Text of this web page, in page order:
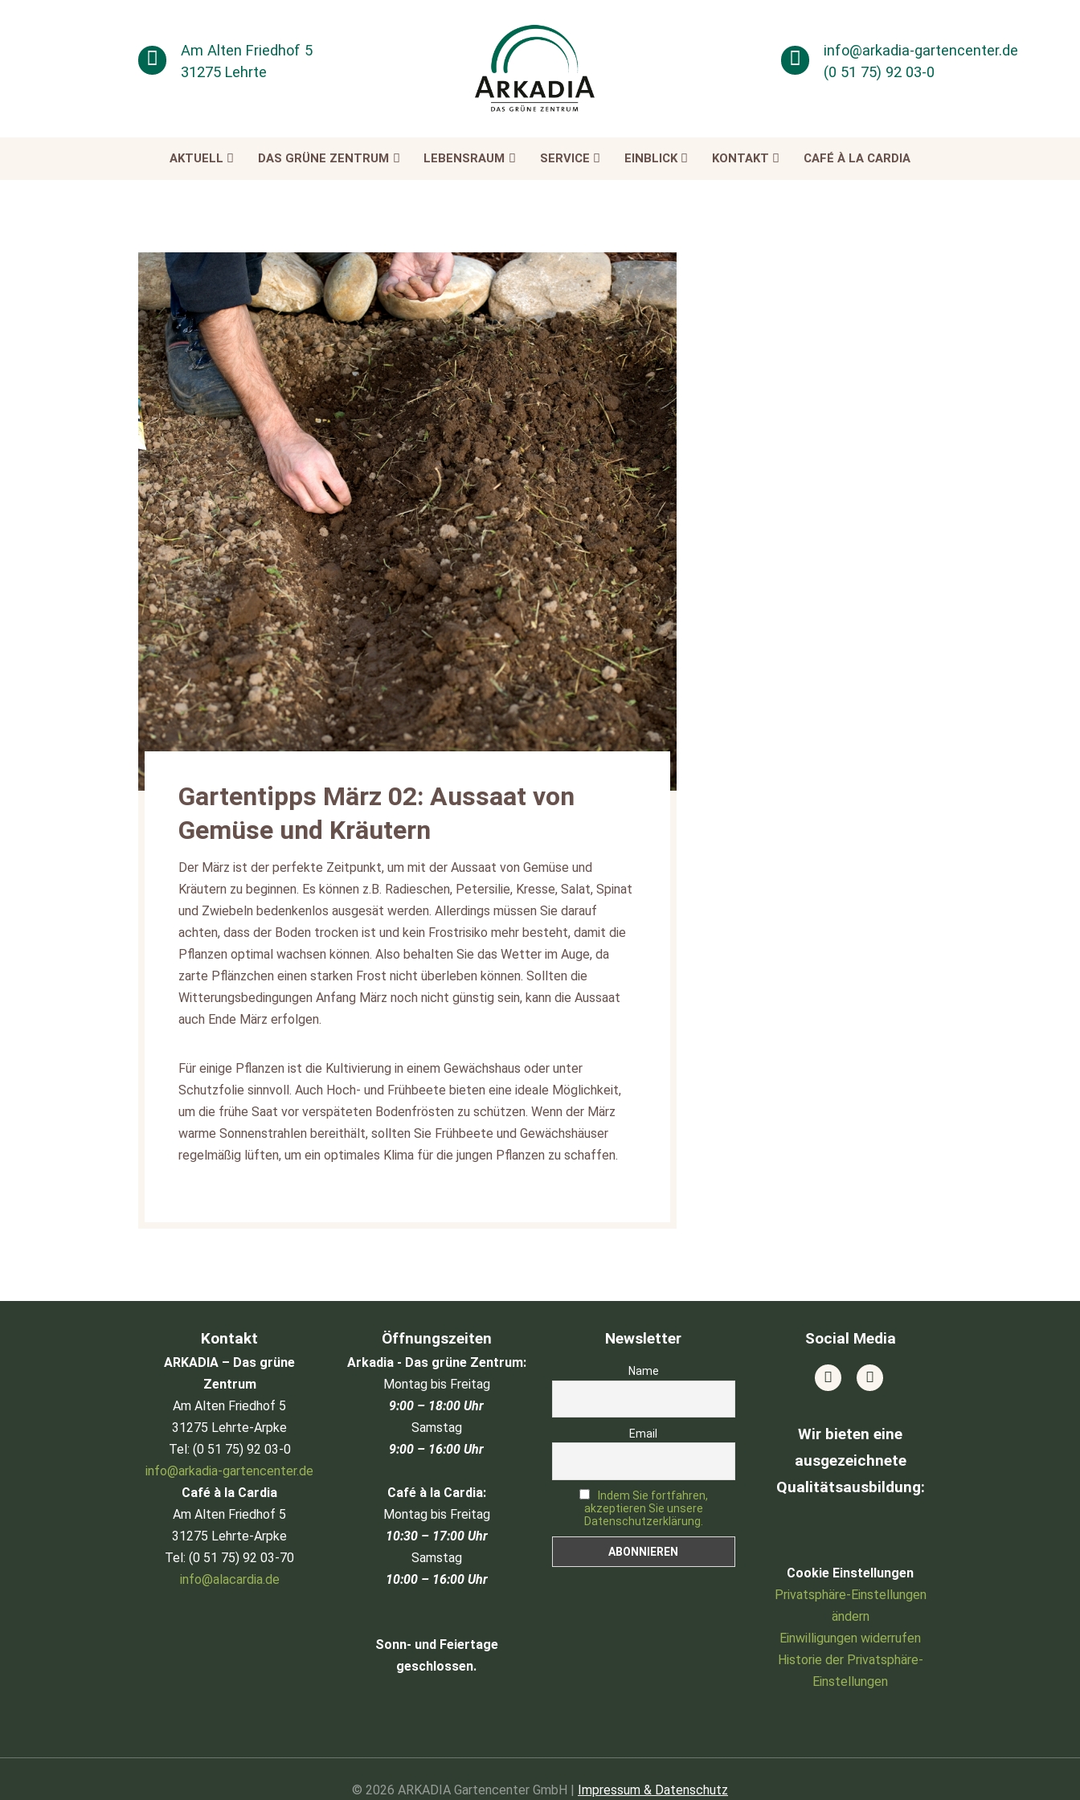
Am Alten Friedhof 5
31275 Lehrte
info@arkadia-gartencenter.de
(0 51 75) 92 03-0
AKTUELL DAS GRÜNE ZENTRUM LEBENSRAUM SERVICE EINBLICK KONTAKT CAFÉ À LA CARDIA
Gartentipps März 02: Aussaat von
Gemüse und Kräutern
Der März ist der perfekte Zeitpunkt, um mit der Aussaat von Gemüse und
Kräutern zu beginnen. Es können z.B. Radieschen, Petersilie, Kresse, Salat, Spinat
und Zwiebeln bedenkenlos ausgesät werden. Allerdings müssen Sie darauf
achten, dass der Boden trocken ist und kein Frostrisiko mehr besteht, damit die
Pflanzen optimal wachsen können. Also behalten Sie das Wetter im Auge, da
zarte Pflänzchen einen starken Frost nicht überleben können. Sollten die
Witterungsbedingungen Anfang März noch nicht günstig sein, kann die Aussaat
auch Ende März erfolgen.
Für einige Pflanzen ist die Kultivierung in einem Gewächshaus oder unter
Schutzfolie sinnvoll. Auch Hoch- und Frühbeete bieten eine ideale Möglichkeit,
um die frühe Saat vor verspäteten Bodenfrösten zu schützen. Wenn der März
warme Sonnenstrahlen bereithält, sollten Sie Frühbeete und Gewächshäuser
regelmäßig lüften, um ein optimales Klima für die jungen Pflanzen zu schaffen.
Kontakt
ARKADIA – Das grüne
Zentrum
Am Alten Friedhof 5
31275 Lehrte-Arpke
Tel: (0 51 75) 92 03-0
info@arkadia-gartencenter.de
Café à la Cardia
Am Alten Friedhof 5
31275 Lehrte-Arpke
Tel: (0 51 75) 92 03-70
info@alacardia.de
Öffnungszeiten
Arkadia - Das grüne Zentrum:
Montag bis Freitag
9:00 – 18:00 Uhr
Samstag
9:00 – 16:00 Uhr
Café à la Cardia:
Montag bis Freitag
10:30 – 17:00 Uhr
Samstag
10:00 – 16:00 Uhr
Sonn- und Feiertage
geschlossen.
Newsletter
Name
Email
Indem Sie fortfahren,
akzeptieren Sie unsere
Datenschutzerklärung.
Social Media
Wir bieten eine
ausgezeichnete
Qualitätsausbildung:
Cookie Einstellungen
Privatsphäre-Einstellungen
ändern
Einwilligungen widerrufen
Historie der Privatsphäre-
Einstellungen
© 2026 ARKADIA Gartencenter GmbH | Impressum & Datenschutz